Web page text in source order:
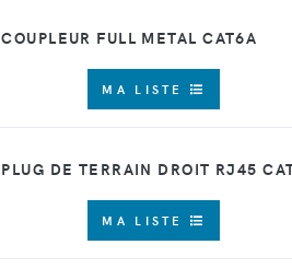
COUPLEUR FULL METAL CAT6A
MA LISTE
PLUG DE TERRAIN DROIT RJ45
MA LISTE